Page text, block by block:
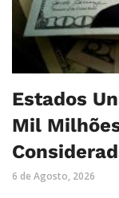
Estados
Mil
6 de Agosto, 2026